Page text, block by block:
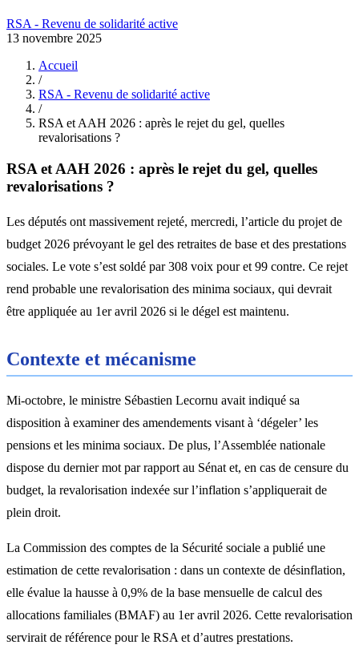
RSA - Revenu de solidarité active
13 novembre 2025
Accueil
/
RSA - Revenu de solidarité active
/
RSA et AAH 2026 : après le rejet du gel, quelles
revalorisations ?
RSA et AAH 2026 : après le rejet du gel, quelles
revalorisations ?
Les députés ont massivement rejeté, mercredi, l’article du projet de
budget 2026 prévoyant le gel des retraites de base et des prestations
sociales. Le vote s’est soldé par 308 voix pour et 99 contre. Ce rejet
rend probable une revalorisation des minima sociaux, qui devrait
être appliquée au 1er avril 2026 si le dégel est maintenu.
Contexte et mécanisme
Mi-octobre, le ministre Sébastien Lecornu avait indiqué sa
disposition à examiner des amendements visant à ‘dégeler’ les
pensions et les minima sociaux. De plus, l’Assemblée nationale
dispose du dernier mot par rapport au Sénat et, en cas de censure du
budget, la revalorisation indexée sur l’inflation s’appliquerait de
plein droit.
La Commission des comptes de la Sécurité sociale a publié une
estimation de cette revalorisation : dans un contexte de désinflation,
elle évalue la hausse à 0,9% de la base mensuelle de calcul des
allocations familiales (BMAF) au 1er avril 2026. Cette revalorisation
servirait de référence pour le RSA et d’autres prestations.